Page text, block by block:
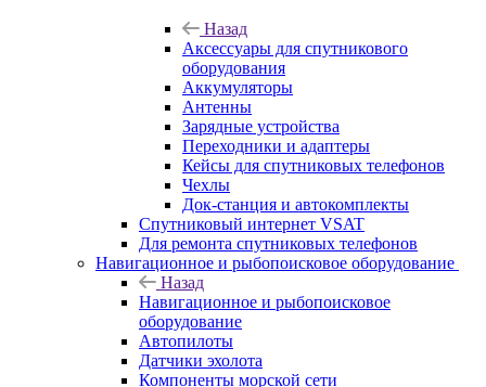
Назад
Аксессуары для спутникового
оборудования
Аккумуляторы
Антенны
Зарядные устройства
Переходники и адаптеры
Кейсы для спутниковых телефонов
Чехлы
Док-станция и автокомплекты
Спутниковый интернет VSAT
Для ремонта спутниковых телефонов
Навигационное и рыбопоисковое оборудование
Назад
Навигационное и рыбопоисковое
оборудование
Автопилоты
Датчики эхолота
Компоненты морской сети